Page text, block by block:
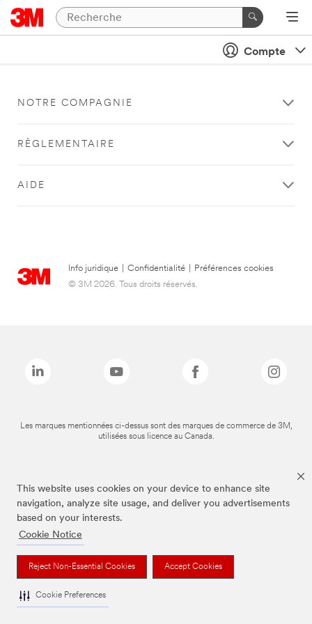
This website uses cookies on your device to enhance site
navigation, analyze site usage, and deliver you advertisements
based on your interests.
Cookie Notice
Reject Non-Essential Cookies Accept Cookies
Cookie Preferences
Compte
NOTRE COMPAGNIE
RÈGLEMENTAIRE
AIDE
Info juridique Confidentialité
Préférences cookies
© 3M 2026. Tous droits réservés.
Les marques mentionnées ci-dessus sont des marques de commerce de 3M,
utilisées sous licence au Canada.